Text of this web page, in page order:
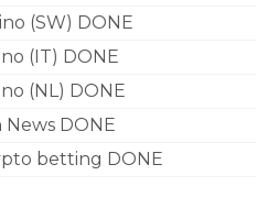
(SW) DONE
(IT) DONE
(NL) DONE
DONE
betting DONE